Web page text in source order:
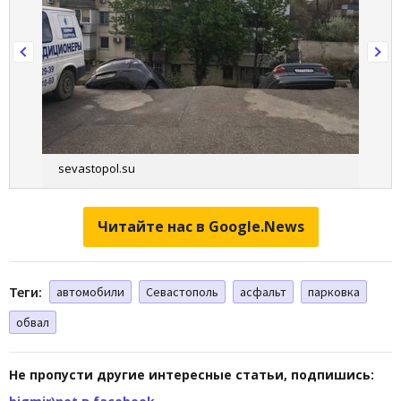
sevastopol.su
Читайте нас в Google.News
Теги: автомобили Севастополь асфальт
парковка
обвал
Не пропусти другие интересные статьи, подпишись: